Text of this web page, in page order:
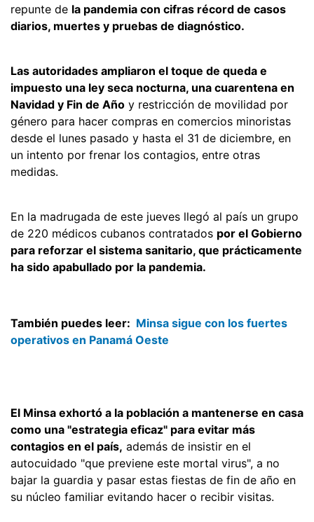
repunte de la pandemia con cifras récord de casos
diarios, muertes y pruebas de diagnóstico.
Las autoridades ampliaron el toque de queda e
impuesto una ley seca nocturna, una cuarentena en
Navidad y Fin de Año y restricción de movilidad por
género para hacer compras en comercios minoristas
desde el lunes pasado y hasta el 31 de diciembre, en
un intento por frenar los contagios, entre otras
medidas.
En la madrugada de este jueves llegó al país un grupo
de 220 médicos cubanos contratados por el Gobierno
para reforzar el sistema sanitario, que prácticamente
ha sido apabullado por la pandemia.
También puedes leer: Minsa sigue con los fuertes
operativos en Panamá Oeste
El Minsa exhortó a la población a mantenerse en casa
como una "estrategia eficaz" para evitar más
contagios en el país, además de insistir en el
autocuidado "que previene este mortal virus", a no
bajar la guardia y pasar estas fiestas de fin de año en
su núcleo familiar evitando hacer o recibir visitas.